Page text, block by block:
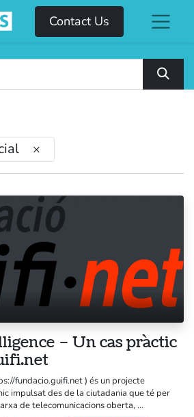
Contact Us
×
– Un cas pràctic
fundacio.guifi.net ) és un projecte
impulsat des de la ciutadania que té per
de telecomunicacions oberta, ...